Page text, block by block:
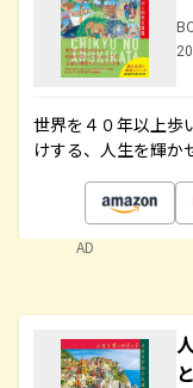
世界を４０年以上歩
けする、人生を輝か
AD